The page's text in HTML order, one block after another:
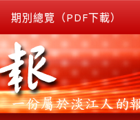
期別總覽（PDF下載）